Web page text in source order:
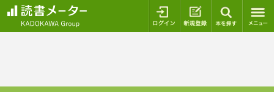
ログイン 新規登録